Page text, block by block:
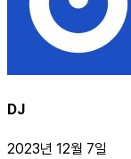
DJ
2023년 12월 7일